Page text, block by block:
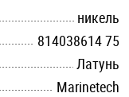
никель
814038614 75
Латунь
Marinetech